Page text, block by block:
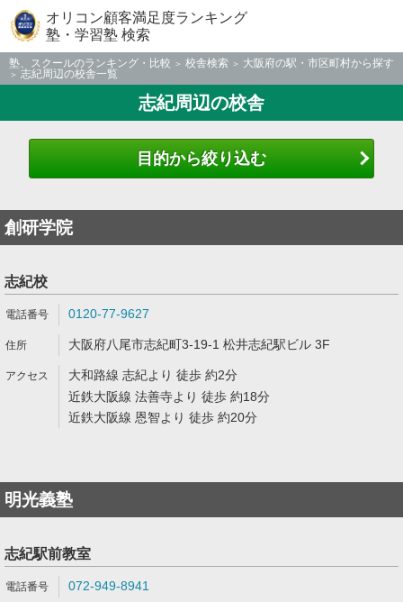
オリコン顧客満足度ランキング
塾・学習塾 検索
塾、スクールのランキング・比較 校舎検索
大阪府の駅・市区町村から探す
志紀周辺の校舎一覧
志紀周辺の校舎
目的から絞り込む
創研学院
志紀校
0120-77-9627
大阪府八尾市志紀町3-19-1 松井志紀駅ビル 3F
大和路線 志紀より 徒歩 約2分
近鉄大阪線 法善寺より 徒歩 約18分
近鉄大阪線 恩智より 徒歩 約20分
明光義塾
志紀駅前教室
072-949-8941